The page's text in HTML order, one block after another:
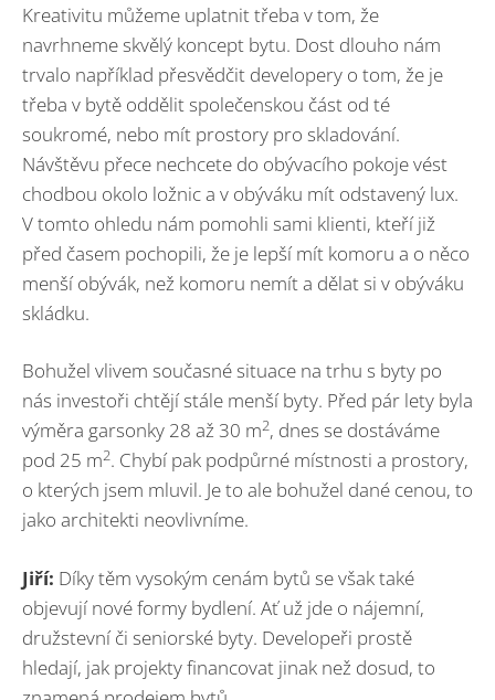
Kreativitu můžeme uplatnit třeba v tom, že
navrhneme skvělý koncept bytu. Dost dlouho nám
trvalo například přesvědčit developery o tom, že je
třeba v bytě oddělit společenskou část od té
soukromé, nebo mít prostory pro skladování.
Návštěvu přece nechcete do obývacího pokoje vést
chodbou okolo ložnic a v obýváku mít odstavený lux.
V tomto ohledu nám pomohli sami klienti, kteří již
před časem pochopili, že je lepší mít komoru a o něco
menší obývák, než komoru nemít a dělat si v obýváku
skládku.
Bohužel vlivem současné situace na trhu s byty po
nás investoři chtějí stále menší byty. Před pár lety byla
výměra garsonky 28 až 30 m2, dnes se dostáváme
pod 25 m2. Chybí pak podpůrné místnosti a prostory,
o kterých jsem mluvil. Je to ale bohužel dané cenou, to
jako architekti neovlivníme.
Jiří: Díky těm vysokým cenám bytů se však také
objevují nové formy bydlení. Ať už jde o nájemní,
družstevní či seniorské byty. Developeři prostě
hledají, jak projekty financovat jinak než dosud, to